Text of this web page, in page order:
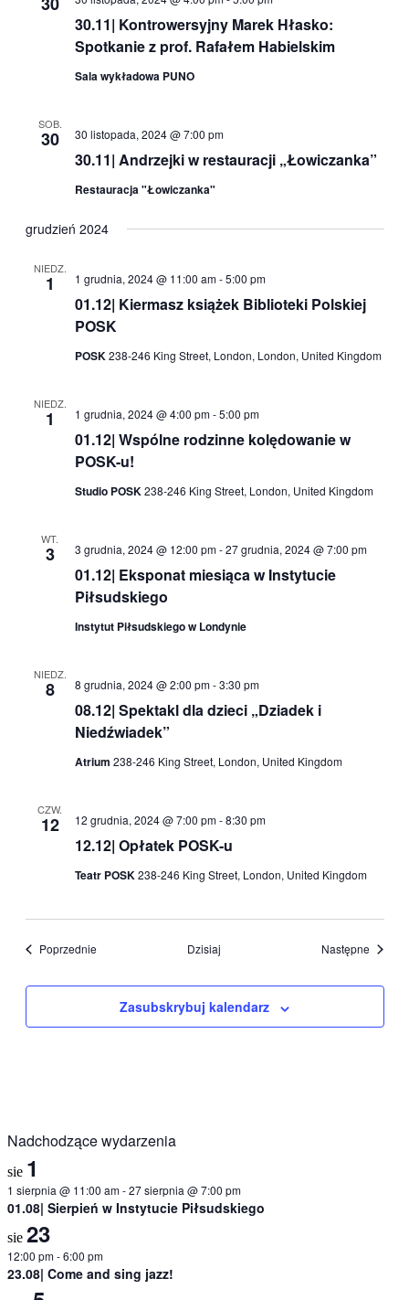
30.11| Kontrowersyjny Marek Hłasko:
Spotkanie z prof. Rafałem Habielskim
Sala wykładowa PUNO
SOB.
30
30.11| Andrzejki w restauracji „Łowiczanka”
30 listopada, 2024 @ 7:00 pm
Restauracja "Łowiczanka"
grudzień 2024
NIEDZ.
1
01.12| Kiermasz książek Biblioteki Polskiej
POSK
1 grudnia, 2024 @ 11:00 am-5:00 pm
POSK238-246 King Street, London, London, United Kingdom
NIEDZ.
1
01.12| Wspólne rodzinne kolędowanie w
POSK-u!
1 grudnia, 2024 @ 4:00 pm-5:00 pm
Studio POSK238-246 King Street, London, United Kingdom
WT.
3
01.12| Eksponat miesiąca w Instytucie
Piłsudskiego
3 grudnia, 2024 @ 12:00 pm-27 grudnia, 2024 @ 7:00 pm
Instytut Piłsudskiego w Londynie
NIEDZ.
8
08.12| Spektakl dla dzieci „Dziadek i
Niedźwiadek”
8 grudnia, 2024 @ 2:00 pm-3:30 pm
Atrium 238-246 King Street, London, United Kingdom
CZW.
12
12.12| Opłatek POSK-u
12 grudnia, 2024 @ 7:00 pm-8:30 pm
Teatr POSK238-246 King Street, London, United Kingdom
PoprzednieWydarzenia Dzisiaj Następne
Zasubskrybuj kalendarz
Nadchodzące wydarzenia
sie 1
1 sierpnia @ 11:00 am-27 sierpnia @ 7:00 pm
01.08| Sierpień w Instytucie Piłsudskiego
sie 23
12:00 pm-6:00 pm
23.08| Come and sing jazz!